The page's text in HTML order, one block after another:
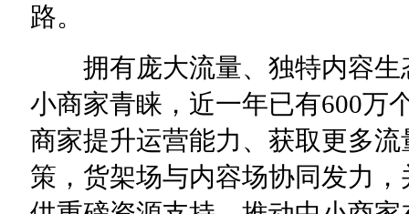
路。
拥有庞大流量、独特内容生
小商家青睐，近一年已有600万
商家提升运营能力、获取更多
策，货架场与内容场协同发力